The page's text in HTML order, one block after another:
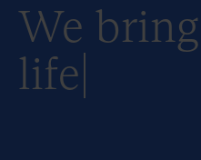
We
life